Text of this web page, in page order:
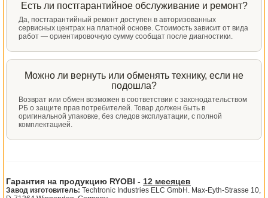
Есть ли постгарантийное обслуживание и ремонт?
Да, постгарантийный ремонт доступен в авторизованных
сервисных центрах на платной основе. Стоимость зависит от вида
работ — ориентировочную сумму сообщат после диагностики.
Можно ли вернуть или обменять технику, если не
подошла?
Возврат или обмен возможен в соответствии с законодательством
РБ о защите прав потребителей. Товар должен быть в
оригинальной упаковке, без следов эксплуатации, с полной
комплектацией.
Гарантия на продукцию RYOBI - 12 месяцев
Завод изготовитель: Techtronic Industries ELC GmbH. Max-Eyth-Strasse 10,